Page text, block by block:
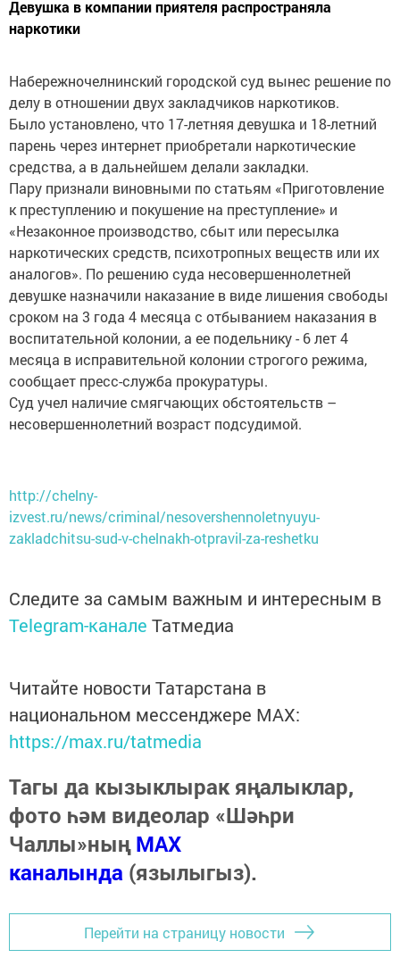
Девушка в компании приятеля распространяла
наркотики
Набережночелнинский городской суд вынес решение по
делу в отношении двух закладчиков наркотиков.
Было установлено, что 17-летняя девушка и 18-летний
парень через интернет приобретали наркотические
средства, а в дальнейшем делали закладки.
Пару признали виновными по статьям «Приготовление
к преступлению и покушение на преступление» и
«Незаконное производство, сбыт или пересылка
наркотических средств, психотропных веществ или их
аналогов». По решению суда несовершеннолетней
девушке назначили наказание в виде лишения свободы
сроком на 3 года 4 месяца с отбыванием наказания в
воспитательной колонии, а ее подельнику - 6 лет 4
месяца в исправительной колонии строгого режима,
сообщает пресс-служба прокуратуры.
Суд учел наличие смягчающих обстоятельств –
несовершеннолетний возраст подсудимой.
http://chelny-
izvest.ru/news/criminal/nesovershennoletnyuyu-
zakladchitsu-sud-v-chelnakh-otpravil-za-reshetku
Следите за самым важным и интересным в
Telegram-канале Татмедиа
Читайте новости Татарстана в
национальном мессенджере MАХ:
https://max.ru/tatmedia
Тагы да кызыклырак яңалыклар,
фото һәм видеолар «Шәһри
Чаллы»ныңMAX
каналында (язылыгыз).
Перейти на страницу новости